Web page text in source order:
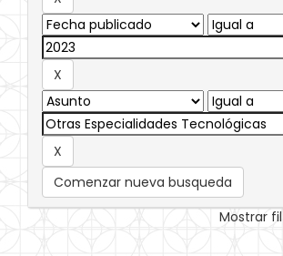
Comenzar nueva busqueda
Mostrar